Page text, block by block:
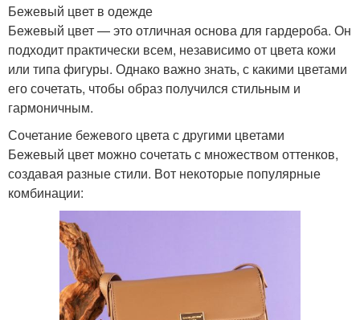
Бежевый цвет в одежде
Бежевый цвет — это отличная основа для гардероба. Он
подходит практически всем, независимо от цвета кожи
или типа фигуры. Однако важно знать, с какими цветами
его сочетать, чтобы образ получился стильным и
гармоничным.
Сочетание бежевого цвета с другими цветами
Бежевый цвет можно сочетать с множеством оттенков,
создавая разные стили. Вот некоторые популярные
комбинации: